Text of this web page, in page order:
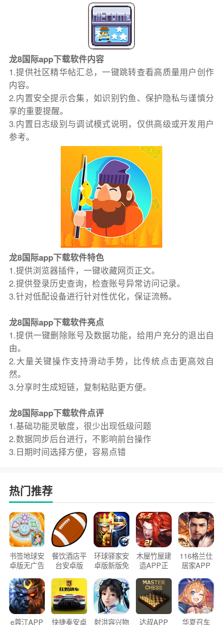
龙8国际app下载软件内容
1.提供社区精华帖汇总，一键跳转查看高质量用户创作
内容。
2.内置安全提示合集，如识别钓鱼、保护隐私与谨慎分
享的重要提醒。
3.内置日志级别与调试模式说明，仅供高级或开发用户
参考。
龙8国际app下载软件特色
1.提供浏览器插件，一键收藏网页正文。
2.提供登录历史查询，检查账号异常访问记录。
3.针对低配设备进行针对性优化，保证流畅。
龙8国际app下载软件亮点
1.提供一键删除账号及数据功能，给用户充分的退出自
由。
2.大量关键操作支持滑动手势，比传统点击更高效自
然。
3.分享时生成短链，复制粘贴更方便。
龙8国际app下载软件点评
1.基础功能灵敏度，很少出现低级问题
2.数据同步后台进行，不影响前台操作
3.日期时间选择方便，容易点错
热门推荐
书签地球安
卓版无广告
餐饮酒店平
台安卓版
环球驿家安
卓版新版免
木屋竹屋建
造APP正
116格兰仕
居家APP
e蓉江APP 快捷奏安卓 射洪容兴物 达叔APP 华夏召车